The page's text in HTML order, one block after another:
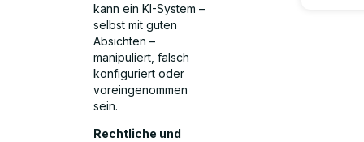
kann ein KI-System –
selbst mit guten
Absichten –
manipuliert, falsch
konfiguriert oder
voreingenommen
sein.
Rechtliche und